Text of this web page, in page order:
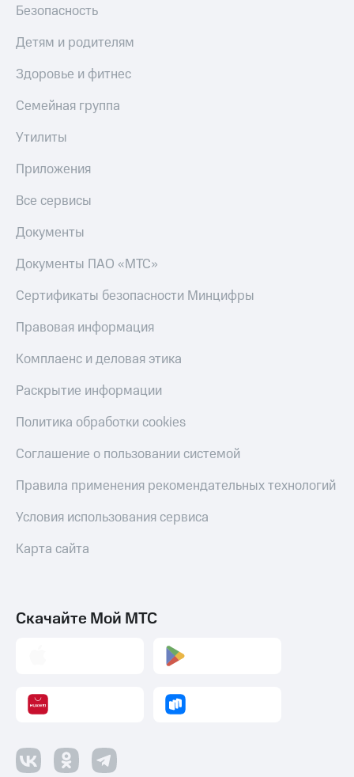
Безопасность
Детям и родителям
Здоровье и фитнес
Семейная группа
Утилиты
Приложения
Все сервисы
Документы
Документы ПАО «МТС»
Сертификаты безопасности Минцифры
Правовая информация
Комплаенс и деловая этика
Раскрытие информации
Политика обработки cookies
Соглашение о пользовании системой
Правила применения рекомендательных технологий
Условия использования сервиса
Карта сайта
Скачайте Мой МТС